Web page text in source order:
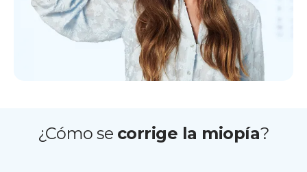
¿Cómo se corrige la miopía?